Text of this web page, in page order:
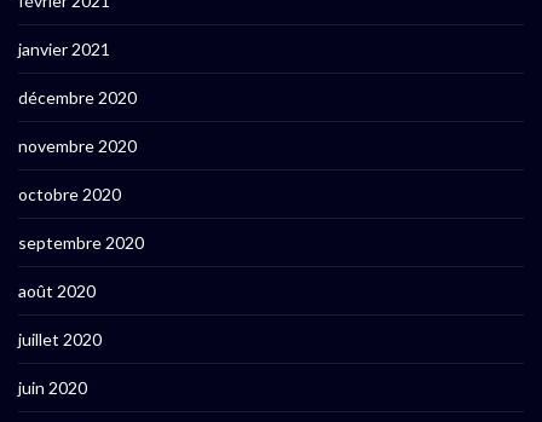
janvier 2021
décembre 2020
novembre 2020
octobre 2020
septembre 2020
août 2020
juillet 2020
juin 2020